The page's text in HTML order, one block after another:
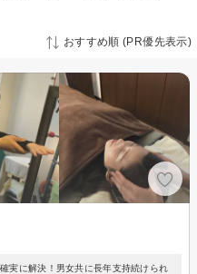
おすすめ順 (PR優先表示)
実に解決！男女共に長年支持続けられ